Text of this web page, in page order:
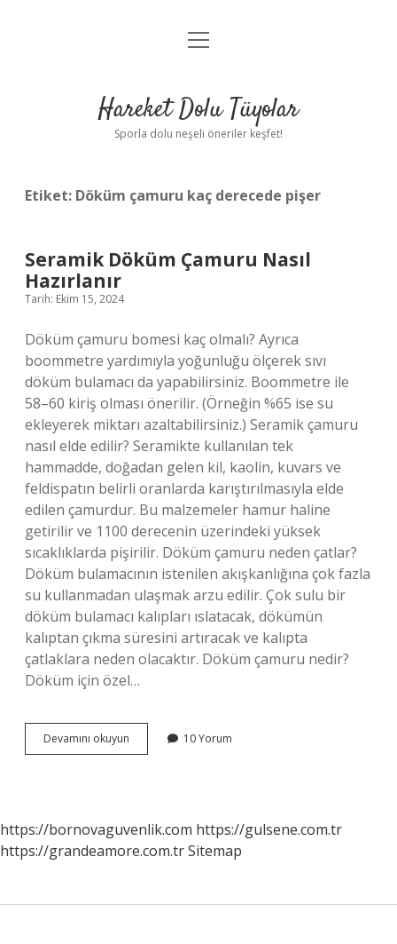
Anasayfa
Yasal Uyarı
menüyü
Hareket Dolu Tüyolar
Sporla dolu neşeli öneriler keşfet!
Etiket: Döküm çamuru kaç derecede pişer
Seramik Döküm Çamuru Nasıl
Hazırlanır
Tarih: Ekim 15, 2024
Döküm çamuru bomesi kaç olmalı? Ayrıca
boommetre yardımıyla yoğunluğu ölçerek sıvı
döküm bulamacı da yapabilirsiniz. Boommetre ile
58–60 kiriş olması önerilir. (Örneğin %65 ise su
ekleyerek miktarı azaltabilirsiniz.) Seramik çamuru
nasıl elde edilir? Seramikte kullanılan tek
hammadde, doğadan gelen kil, kaolin, kuvars ve
feldispatın belirli oranlarda karıştırılmasıyla elde
edilen çamurdur. Bu malzemeler hamur haline
getirilir ve 1100 derecenin üzerindeki yüksek
sıcaklıklarda pişirilir. Döküm çamuru neden çatlar?
Döküm bulamacının istenilen akışkanlığına çok fazla
su kullanmadan ulaşmak arzu edilir. Çok sulu bir
döküm bulamacı kalıpları ıslatacak, dökümün
kalıptan çıkma süresini artıracak ve kalıpta
çatlaklara neden olacaktır. Döküm çamuru nedir?
Döküm için özel…
Devamını okuyun Seramik
Döküm
10 Yorum
https://bornovaguvenlik.com https://gulsene.com.tr
https://grandeamore.com.trSitemap